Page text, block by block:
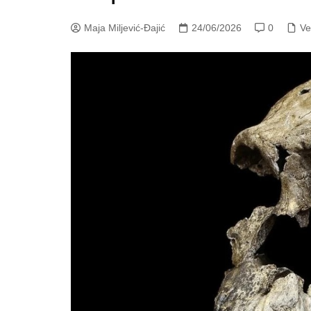
Maja Miljević-Đajić 24/06/2026 0